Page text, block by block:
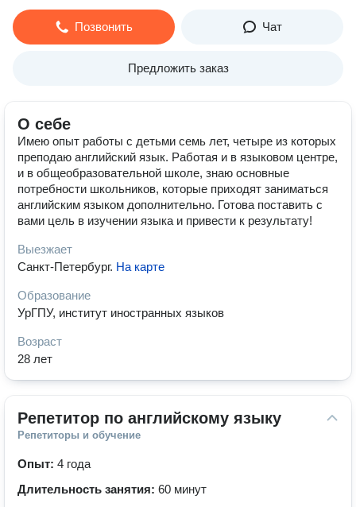
Позвонить Чат
Предложить заказ
О себе
Имею опыт работы с детьми семь лет, четыре из которых
преподаю английский язык. Работая и в языковом центре,
и в общеобразовательной школе, знаю основные
потребности школьников, которые приходят заниматься
английским языком дополнительно. Готова поставить с
вами цель в изучении языка и привести к результату!
Выезжает
Санкт-Петербург. На карте
Образование
УрГПУ, институт иностранных языков
Возраст
28 лет
Репетитор по английскому языку
Репетиторы и обучение
Опыт: 4 года
Длительность занятия: 60 минут